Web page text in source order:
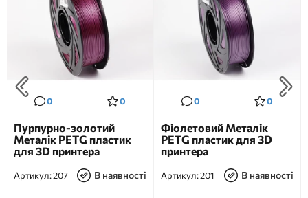
0 0
Пурпурно-золотий
Металік PETG пластик
для 3D принтера
Артикул:207 В наявності
0 0
Фіолетовий Металік
PETG пластик для 3D
принтера
Артикул:201 В наявності